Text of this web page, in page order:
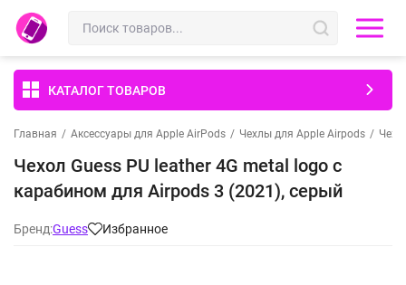
КАТАЛОГ ТОВАРОВ
Главная / Аксессуары для Apple AirPods / Чехлы для Apple Airpods /
Чехол Guess PU leather 4G metal logo с
карабином для Airpods 3 (2021), серый
Бренд:Guess Избранное